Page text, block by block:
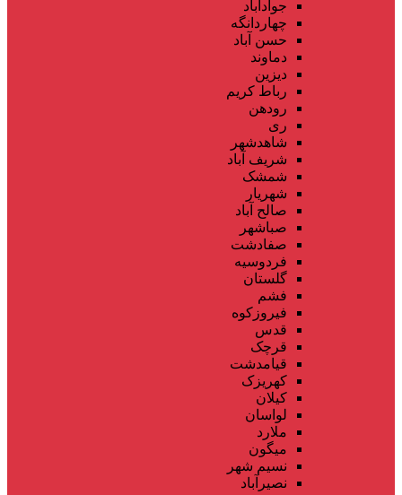
جوادآباد
چهاردانگه
حسن آباد
دماوند
دیزین
رباط کریم
رودهن
ری
شاهدشهر
شریف آباد
شمشک
شهریار
صالح آباد
صباشهر
صفادشت
فردوسیه
گلستان
فشم
فیروزکوه
قدس
قرچک
قیامدشت
کهریزک
کیلان
لواسان
ملارد
میگون
نسیم شهر
نصیرآباد